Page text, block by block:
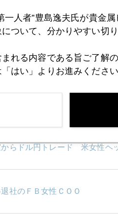
朝からキプロス問題で円高、金
認？米財務長官、訪中、日本
からドル円トレード 米女性ヘ
退社のＦＢ女性ＣＯＯ
一人者”豊島逸夫氏が貴金
ついて、分かりやすい切
れる内容である旨ご了解
はい」よりお進みください